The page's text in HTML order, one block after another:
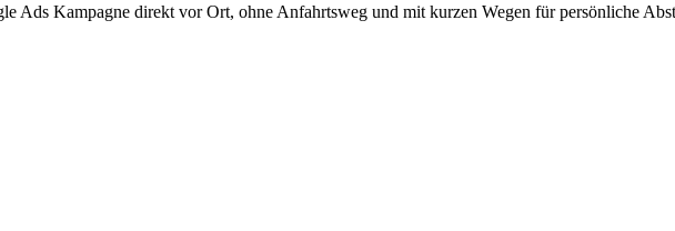
Ads Kampagne direkt vor Ort, ohne Anfahrtsweg und mit kurzen Wegen für persönliche